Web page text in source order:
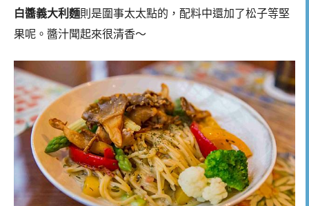
白醬義大利麵則是圍事太太點的，配料中還加了松子等堅
果呢。醬汁聞起來很清香～